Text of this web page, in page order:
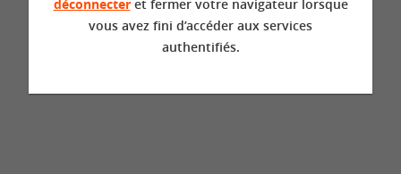
déconnecteret fermer votre navigateur lorsque
vous avez fini d’accéder aux services
authentifiés.